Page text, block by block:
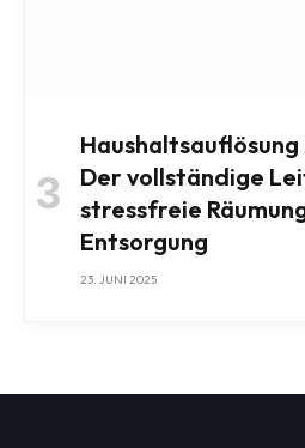
Der vollständige
stressfreie
Entsorgung
23. JUNI 2025